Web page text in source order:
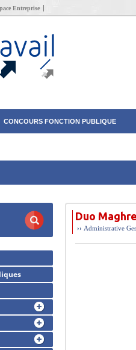
Entreprise
CONCOURS FONCTION PUBLIQUE
Duo
›› Administrative